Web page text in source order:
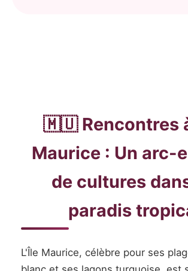
🇲🇺 Rencontres
Maurice : Un arc-
de cultures
paradis
L'Île Maurice, célèbre pour ses